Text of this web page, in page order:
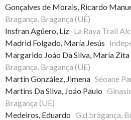
Gonçalves de Morais, Ricardo
Bragança, Bragança (UE)
Insfran Agüero, Liz La Raya Trail
Madrid Folgado, María Jesús
Margarido Joáo Da Silva, María Zita
Bragança, Bragança (UE)
Martín González, Jimena Séoane
Martins Da Silva, Joáo Paulo
Bragança (UE)
Medeiros, Eduardo G.d.bragança,